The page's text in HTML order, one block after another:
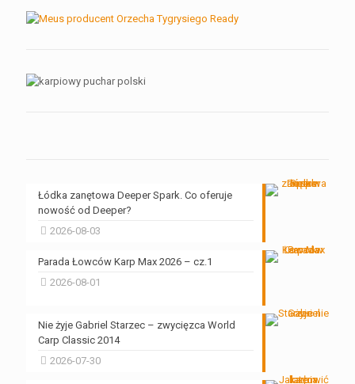
Łódka zanętowa Deeper Spark. Co oferuje
nowość od Deeper?
2026-08-03
Parada Łowców Karp Max 2026 – cz.1
2026-08-01
Nie żyje Gabriel Starzec – zwycięzca World
Carp Classic 2014
2026-07-30